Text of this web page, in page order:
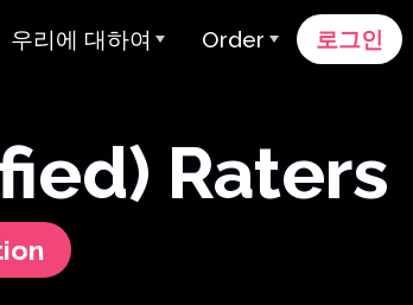
트
닝
어 몰입)
연락하기
드
보고서
우리에 대하여
우리가 봉사하는 대상 K-12 학교 및 교육구
듀얼 언어 몰입
우리 팀
평가자 & 평가 등급
Order
가격 책정
견적 요청하기
로그인
Raters